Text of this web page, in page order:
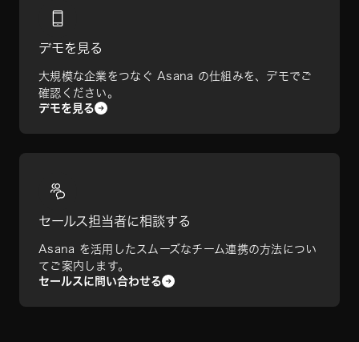
デモを見る
大規模な企業をつなぐ Asana の仕組みを、デモでご
確認ください。
デモを見る
セールス担当者に相談する
Asana を活用したスムーズなチーム連携の方法につい
てご案内します。
セールスに問い合わせる